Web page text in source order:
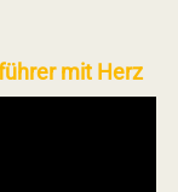
mit Herz